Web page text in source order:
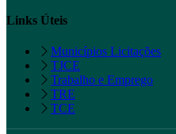
Links Úteis
Municípios Licitações
TJCE
Trabalho e Emprego
TRE
TCE